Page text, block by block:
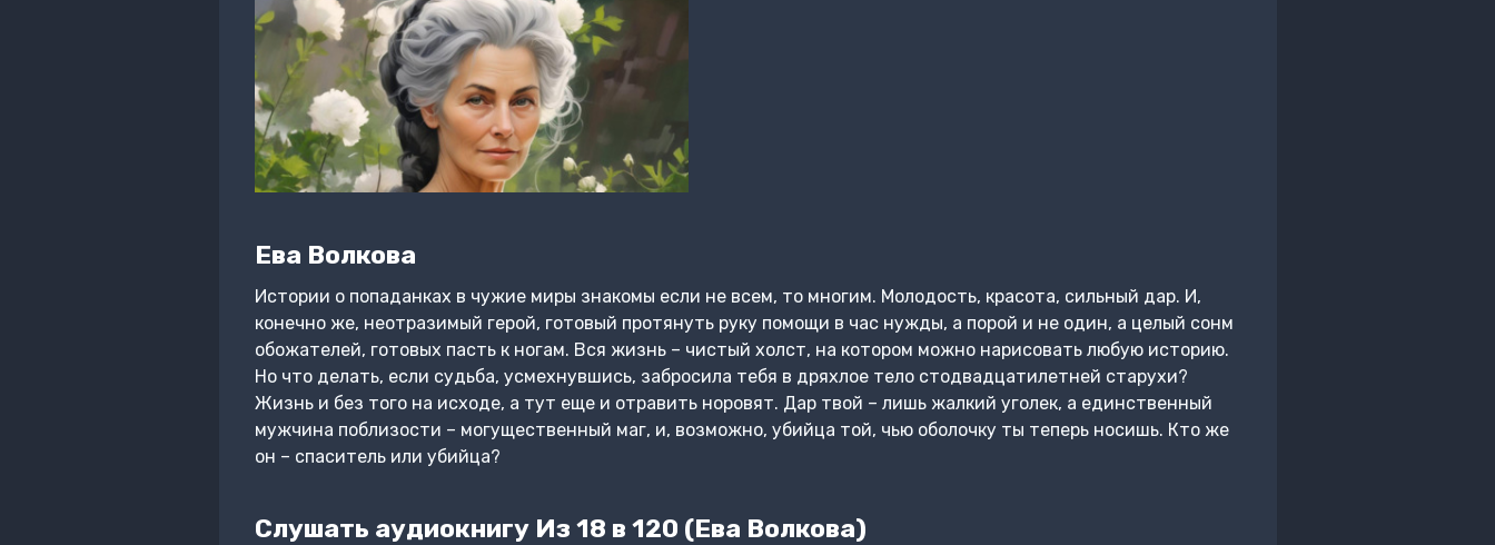
Ева Волкова
Истории о попаданках в чужие миры знакомы если не всем, то многим. Молодость, красота, сильный дар. И,
конечно же, неотразимый герой, готовый протянуть руку помощи в час нужды, а порой и не один, а целый сонм
обожателей, готовых пасть к ногам. Вся жизнь – чистый холст, на котором можно нарисовать любую историю.
Но что делать, если судьба, усмехнувшись, забросила тебя в дряхлое тело стодвадцатилетней старухи?
Жизнь и без того на исходе, а тут еще и отравить норовят. Дар твой – лишь жалкий уголек, а единственный
мужчина поблизости – могущественный маг, и, возможно, убийца той, чью оболочку ты теперь носишь. Кто же
он – спаситель или убийца?
Слушать аудиокнигу Из 18 в 120 (Ева Волкова)